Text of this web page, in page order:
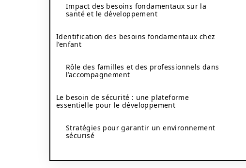
Impact des besoins fondamentaux sur la
santé et le développement
Identification des besoins fondamentaux chez
l’enfant
Rôle des familles et des professionnels dans
l’accompagnement
Le besoin de sécurité : une plateforme
essentielle pour le développement
Stratégies pour garantir un environnement
sécurisé